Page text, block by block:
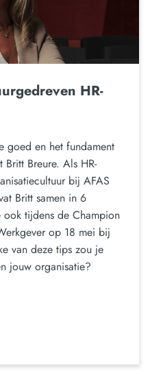
HR-
goed en het fundament
Breure. Als HR-
bij AFAS
Britt samen in 6
tijdens de Champion
op 18 mei bij
van deze tips zou je
jouw organisatie?